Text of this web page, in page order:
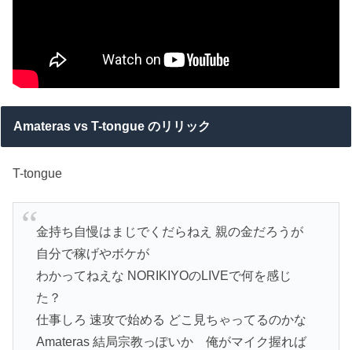
Amateras vs T-tongue のリリック
T-tongue
金持ち自慢はまじでくだらねえ 親の金だろうが
自分で稼げやボケが
わかってねえな NORIKIYOのLIVEで何を感じ
た？
仕事しろ 速攻で始める どこ見ちゃってるのかな
Amateras 結局宗教っぽいか 俺がマイク握れば